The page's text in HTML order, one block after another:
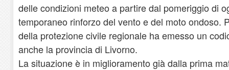
delle condizioni meteo a partire dal pomeriggio di
temporaneo rinforzo del vento e del moto ondoso.
della protezione civile regionale ha emesso un
anche la provincia di Livorno.
La situazione è in miglioramento già dalla prima